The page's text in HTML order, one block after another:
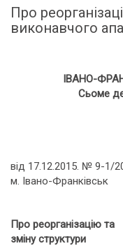
Про
виконавчого
ІВАНО-
Сьоме
від 17.12.2015. № 9-1/
м. Івано-Франківськ
Про реорганізацію та
зміну структури